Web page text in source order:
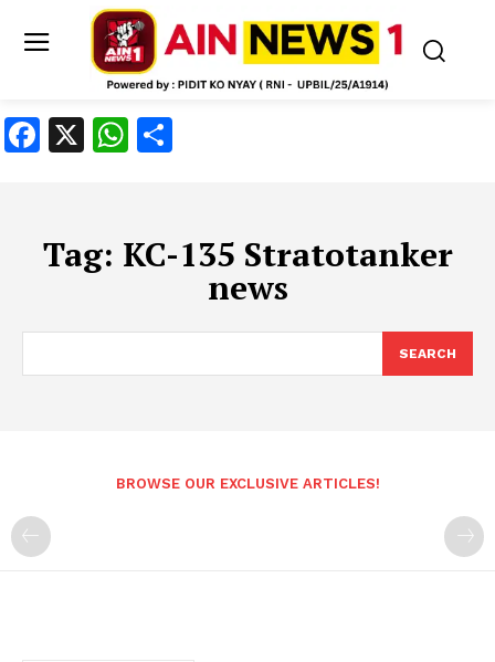
Facebook
X WhatsApp
Tag: KC-135 Stratotanker
news
SEARCH
BROWSE OUR EXCLUSIVE ARTICLES!